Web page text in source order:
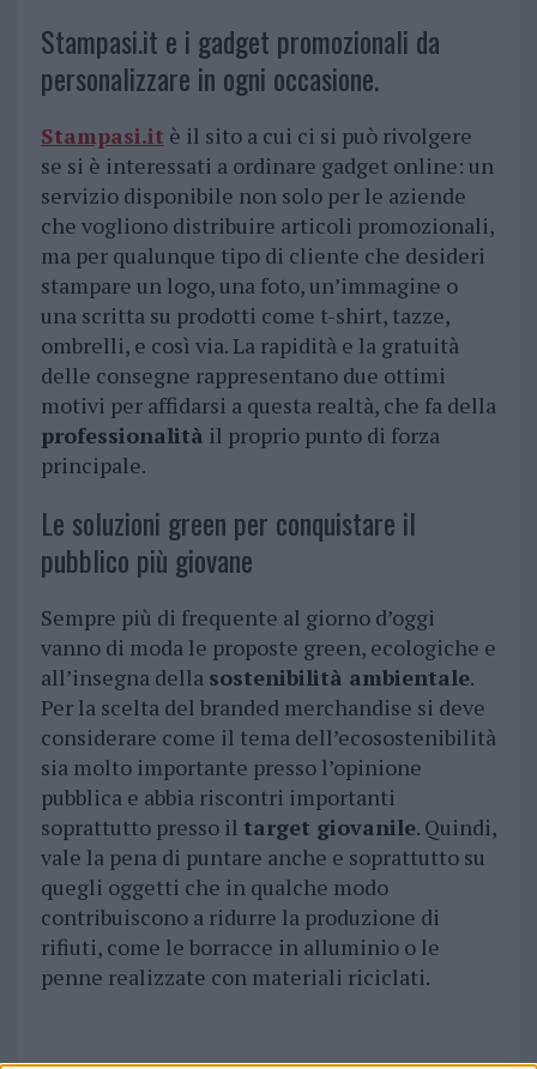
Stampasi.it e i gadget promozionali da
personalizzare in ogni occasione.
Stampasi.it è il sito a cui ci si può rivolgere
se si è interessati a ordinare gadget online: un
servizio disponibile non solo per le aziende
che vogliono distribuire articoli promozionali,
ma per qualunque tipo di cliente che desideri
stampare un logo, una foto, un’immagine o
una scritta su prodotti come t-shirt, tazze,
ombrelli, e così via. La rapidità e la gratuità
delle consegne rappresentano due ottimi
motivi per affidarsi a questa realtà, che fa della
professionalità il proprio punto di forza
principale.
Le soluzioni green per conquistare il
pubblico più giovane
Sempre più di frequente al giorno d’oggi
vanno di moda le proposte green, ecologiche e
all’insegna della sostenibilità ambientale.
Per la scelta del branded merchandise si deve
considerare come il tema dell’ecosostenibilità
sia molto importante presso l’opinione
pubblica e abbia riscontri importanti
soprattutto presso il target giovanile. Quindi,
vale la pena di puntare anche e soprattutto su
quegli oggetti che in qualche modo
contribuiscono a ridurre la produzione di
rifiuti, come le borracce in alluminio o le
penne realizzate con materiali riciclati.